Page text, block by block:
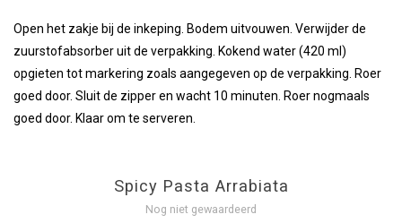
Open het zakje bij de inkeping. Bodem uitvouwen. Verwijder de
zuurstofabsorber uit de verpakking. Kokend water (420 ml)
opgieten tot markering zoals aangegeven op de verpakking. Roer
goed door. Sluit de zipper en wacht 10 minuten. Roer nogmaals
goed door. Klaar om te serveren.
Spicy Pasta Arrabiata
Nog niet gewaardeerd